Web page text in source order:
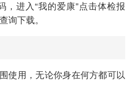
，进入“我的爱康”点击体检报
询下载。
使用，无论你身在何方都可以